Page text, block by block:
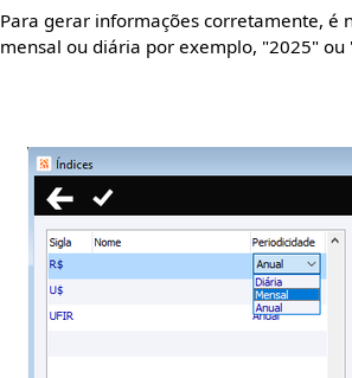
Para gerar informações corretamente, é
mensal ou diária por exemplo, "2025"